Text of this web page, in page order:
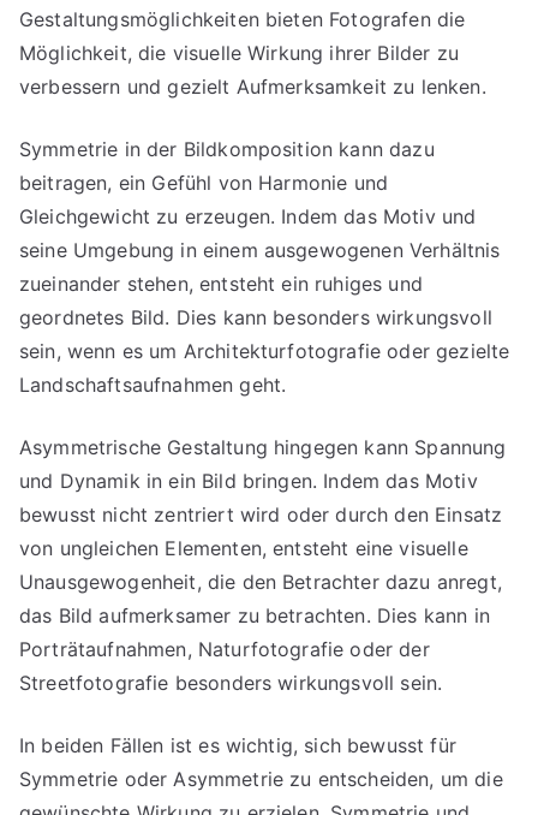
Gestaltungsmöglichkeiten bieten Fotografen die
Möglichkeit, die visuelle Wirkung ihrer Bilder zu
verbessern und gezielt Aufmerksamkeit zu lenken.
Symmetrie in der Bildkomposition kann dazu
beitragen, ein Gefühl von Harmonie und
Gleichgewicht zu erzeugen. Indem das Motiv und
seine Umgebung in einem ausgewogenen Verhältnis
zueinander stehen, entsteht ein ruhiges und
geordnetes Bild. Dies kann besonders wirkungsvoll
sein, wenn es um Architekturfotografie oder gezielte
Landschaftsaufnahmen geht.
Asymmetrische Gestaltung hingegen kann Spannung
und Dynamik in ein Bild bringen. Indem das Motiv
bewusst nicht zentriert wird oder durch den Einsatz
von ungleichen Elementen, entsteht eine visuelle
Unausgewogenheit, die den Betrachter dazu anregt,
das Bild aufmerksamer zu betrachten. Dies kann in
Porträtaufnahmen, Naturfotografie oder der
Streetfotografie besonders wirkungsvoll sein.
In beiden Fällen ist es wichtig, sich bewusst für
Symmetrie oder Asymmetrie zu entscheiden, um die